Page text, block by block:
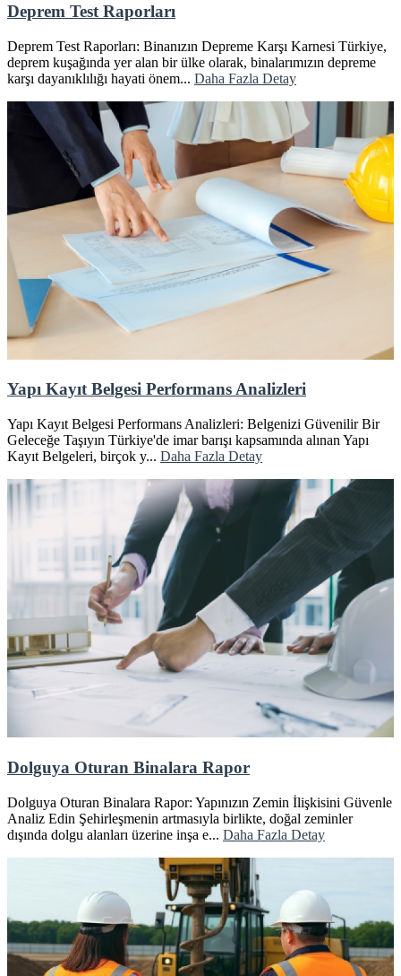
Deprem Test Raporları
Deprem Test Raporları: Binanızın Depreme Karşı Karnesi Türkiye,
deprem kuşağında yer alan bir ülke olarak, binalarımızın depreme
karşı dayanıklılığı hayati önem... Daha Fazla Detay
Yapı Kayıt Belgesi Performans Analizleri
Yapı Kayıt Belgesi Performans Analizleri: Belgenizi Güvenilir Bir
Geleceğe Taşıyın Türkiye'de imar barışı kapsamında alınan Yapı
Kayıt Belgeleri, birçok y... Daha Fazla Detay
Dolguya Oturan Binalara Rapor
Dolguya Oturan Binalara Rapor: Yapınızın Zemin İlişkisini Güvenle
Analiz Edin Şehirleşmenin artmasıyla birlikte, doğal zeminler
dışında dolgu alanları üzerine inşa e... Daha Fazla Detay